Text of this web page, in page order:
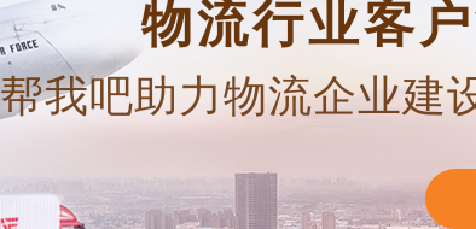
物流行业客
帮我吧助力物流企业建